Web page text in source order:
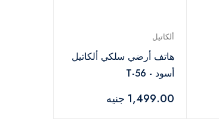
ألكاتيل
هاتف أرضي سلكي ألكاتيل
أسود - T-56
1,499.00 جنيه